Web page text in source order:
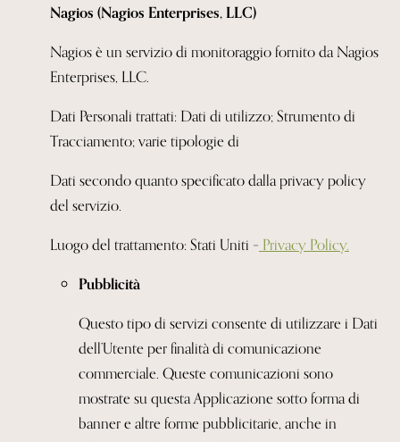
Nagios (Nagios Enterprises, LLC)
Nagios è un servizio di monitoraggio fornito da Nagios
Enterprises, LLC.
Dati Personali trattati: Dati di utilizzo; Strumento di
Tracciamento; varie tipologie di
Dati secondo quanto specificato dalla privacy policy
del servizio.
Luogo del trattamento: Stati Uniti –Privacy Policy.
Pubblicità
Questo tipo di servizi consente di utilizzare i Dati
dell’Utente per finalità di comunicazione
commerciale. Queste comunicazioni sono
mostrate su questa Applicazione sotto forma di
banner e altre forme pubblicitarie, anche in